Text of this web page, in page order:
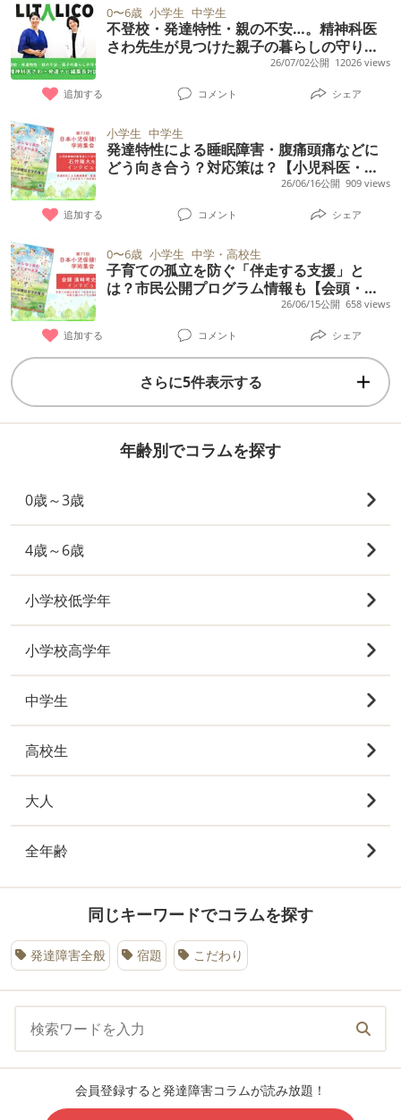
0〜6歳 小学生 中学生
不登校・発達特性・親の不安…。精神科医
さわ先生が見つけた親子の暮らしの守り方
【精神科医さわ×発達ナビ編集長対談】
26/07/02公開 12026 views
追加する コメント シェア
小学生 中学生
発達特性による睡眠障害・腹痛頭痛などに
どう向き合う？対応策は？【小児科医・石
井隆大先生に聞く／第73回日本小児保健協
会学術集会】
26/06/16公開 909 views
追加する コメント シェア
0〜6歳 小学生 中学・高校生
子育ての孤立を防ぐ「伴走する支援」と
は？市民公開プログラム情報も【会頭・濱
﨑考史先生に聞く／第73回日本小児保健協
会学術集会】
26/06/15公開 658 views
追加する コメント シェア
さらに5件表示する
年齢別でコラムを探す
0歳～3歳
4歳～6歳
小学校低学年
小学校高学年
中学生
高校生
大人
全年齢
同じキーワードでコラムを探す
発達障害全般 宿題 こだわり
会員登録すると発達障害コラムが読み放題！